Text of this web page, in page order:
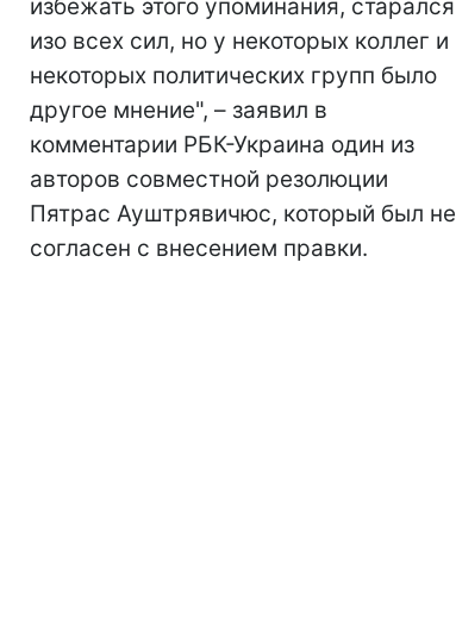
избежать этого упоминания, старался
изо всех сил, но у некоторых коллег и
некоторых политических групп было
другое мнение", – заявил в
комментарии РБК-Украина один из
авторов совместной резолюции
Пятрас Ауштрявичюс, который был не
согласен с внесением правки.